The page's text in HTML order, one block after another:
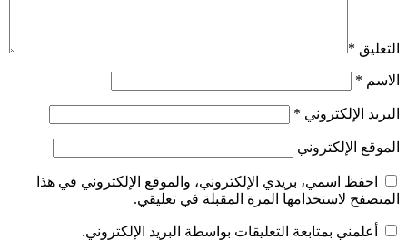
التعليق *
الاسم *
البريد الإلكتروني *
الموقع الإلكتروني
احفظ اسمي، بريدي الإلكتروني، والموقع الإلكتروني في هذا
المتصفح لاستخدامها المرة المقبلة في تعليقي.
أعلمني بمتابعة التعليقات بواسطة البريد الإلكتروني.